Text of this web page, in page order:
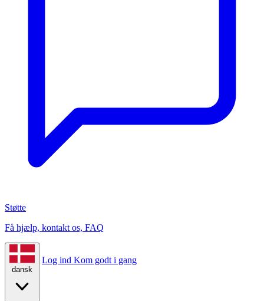
Støtte
Få hjælp, kontakt os, FAQ
dansk
Log ind Kom godt i gang